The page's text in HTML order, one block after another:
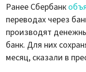
Ранее Сбербанк
переводах через
производят
банк. Для них
месяц, сказали в